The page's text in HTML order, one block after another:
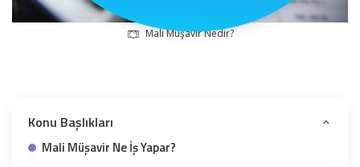
Mali Müşavir Nedir?
Konu Başlıkları
Mali Müşavir Ne İş Yapar?